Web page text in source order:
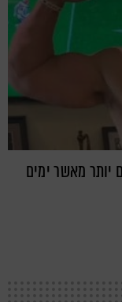
יותר מאשר ימים